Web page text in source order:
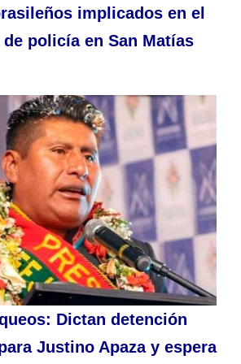
implicados en el
policía en San Matías
Dictan detención
Justino Apaza y espera